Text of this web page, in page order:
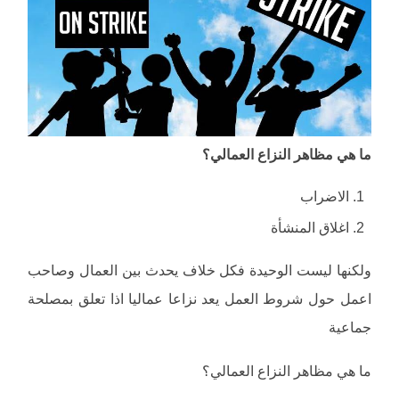
ما هي مظاهر النزاع العمالي؟
الاضراب
اغلاق المنشأة
ولكنها ليست الوحيدة فكل خلاف يحدث بين العمال وصاحب
اعمل حول شروط العمل يعد نزاعا عماليا اذا تعلق بمصلحة
جماعية
ما هي مظاهر النزاع العمالي؟